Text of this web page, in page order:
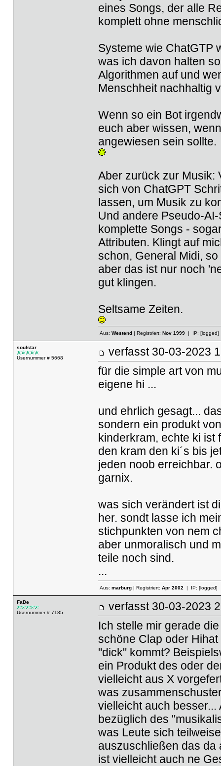
eines Songs, der alle
komplett ohne
Systeme wie ChatGTP
was ich davon halten
Algorithmen auf und
Menschheit nachhaltig
Wenn so ein Bot
euch aber wissen,
angewiesen sein sollte.
Aber zurück zur Musik:
sich von ChatGPT
lassen, um Musik zu
Und andere Pseudo-
komplette Songs -
Attributen. Klingt auf
schon, General Midi,
aber das ist nur noch
gut klingen.
Seltsame Zeiten.
Aus: Westend| Registriert: Nov 1999| IP: [logged]
soulstar
Usernummer # 5668
verfasst 30-03-
für die simple art von
eigene hi ...
und ehrlich gesagt...
sondern ein produkt
kinderkram, echte ki ist
den kram den ki´s bis
jeden noob erreichbar.
garnix.
was sich verändert ist
her. sondt lasse ich
stichpunkten von nem
aber unmoralisch und
teile noch sind.
...
Aus: marburg| Registriert: Apr 2002| IP: [logged]
FaDe
Usernummer # 7185
verfasst 30-03-
Ich stelle mir gerade
schöne Clap oder
"dick" kommt?
ein Produkt des oder
vielleicht aus X
was
vielleicht auch
bezüglich des
was Leute sich
auszuschließen das da
ist vielleicht auch ne